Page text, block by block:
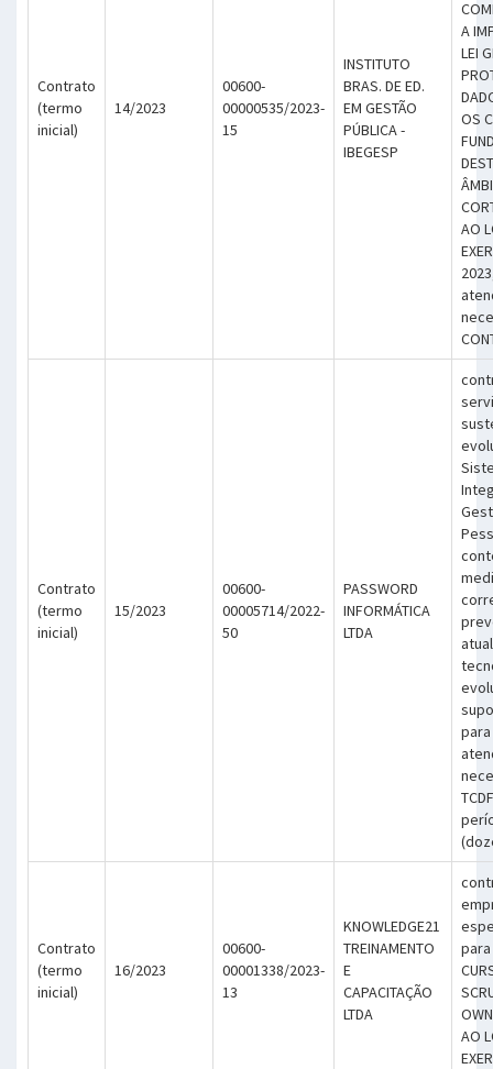
Contrato
(termo
inicial)
14/2023
00600-
00000535/2023-
15
INSTITUTO
BRAS. DE ED.
EM GESTÃO
PÚBLICA -
IBEGESP
A
LEI
OS
AO
Contrato
(termo
inicial)
15/2023
00600-
00005714/2022-
50
PASSWORD
INFORMÁTICA
LTDA
Contrato
(termo
inicial)
16/2023
00600-
00001338/2023-
13
KNOWLEDGE21
TREINAMENTO
E
CAPACITAÇÃO
LTDA
para
AO